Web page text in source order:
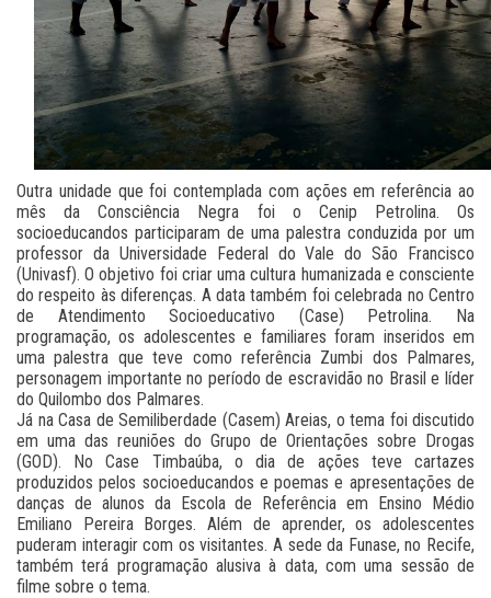
Outra unidade que foi contemplada com ações em referência ao
mês da Consciência Negra foi o Cenip Petrolina. Os
socioeducandos participaram de uma palestra conduzida por um
professor da Universidade Federal do Vale do São Francisco
(Univasf). O objetivo foi criar uma cultura humanizada e consciente
do respeito às diferenças. A data também foi celebrada no Centro
de Atendimento Socioeducativo (Case) Petrolina. Na
programação, os adolescentes e familiares foram inseridos em
uma palestra que teve como referência Zumbi dos Palmares,
personagem importante no período de escravidão no Brasil e líder
do Quilombo dos Palmares.
Já na Casa de Semiliberdade (Casem) Areias, o tema foi discutido
em uma das reuniões do Grupo de Orientações sobre Drogas
(GOD). No Case Timbaúba, o dia de ações teve cartazes
produzidos pelos socioeducandos e poemas e apresentações de
danças de alunos da Escola de Referência em Ensino Médio
Emiliano Pereira Borges. Além de aprender, os adolescentes
puderam interagir com os visitantes. A sede da Funase, no Recife,
também terá programação alusiva à data, com uma sessão de
filme sobre o tema.